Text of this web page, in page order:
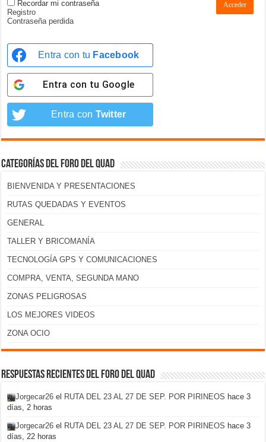
Recordar mi contraseña Acceder
Registro
Contraseña perdida
Entra con tu Facebook
Entra con tu Google
Entra con Twitter
Categorías del foro del Quad
BIENVENIDA Y PRESENTACIONES
RUTAS QUEDADAS Y EVENTOS
GENERAL
TALLER Y BRICOMANÍA
TECNOLOGÍA GPS Y COMUNICACIONES
COMPRA, VENTA, SEGUNDA MANO
ZONAS PELIGROSAS
LOS MEJORES VIDEOS
ZONA OCIO
Respuestas recientes del foro del Quad
Jorgecar26 el RUTA DEL 23 AL 27 DE SEP. POR PIRINEOS hace 3
días, 2 horas
Jorgecar26 el RUTA DEL 23 AL 27 DE SEP. POR PIRINEOS hace 3
días, 22 horas